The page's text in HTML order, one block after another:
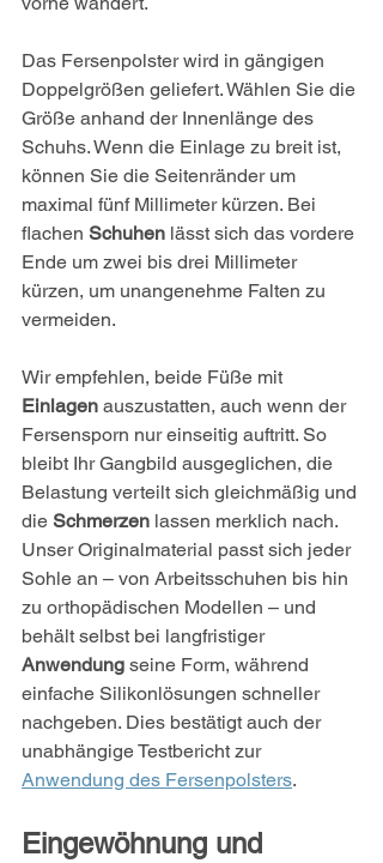
Das Fersenpolster wird in gängigen
Doppelgrößen geliefert. Wählen Sie die
Größe anhand der Innenlänge des
Schuhs. Wenn die Einlage zu breit ist,
können Sie die Seitenränder um
maximal fünf Millimeter kürzen. Bei
flachen Schuhen lässt sich das vordere
Ende um zwei bis drei Millimeter
kürzen, um unangenehme Falten zu
vermeiden.
Wir empfehlen, beide Füße mit
Einlagen auszustatten, auch wenn der
Fersensporn nur einseitig auftritt. So
bleibt Ihr Gangbild ausgeglichen, die
Belastung verteilt sich gleichmäßig und
die Schmerzen lassen merklich nach.
Unser Originalmaterial passt sich jeder
Sohle an – von Arbeitsschuhen bis hin
zu orthopädischen Modellen – und
behält selbst bei langfristiger
Anwendung seine Form, während
einfache Silikonlösungen schneller
nachgeben. Dies bestätigt auch der
unabhängige Testbericht zur
Anwendung des Fersenpolsters.
Eingewöhnung und